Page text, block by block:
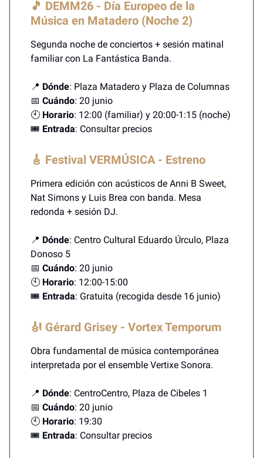
🎵 DEMM26 - Día Europeo de la
Música en Matadero (Noche 2)
Segunda noche de conciertos + sesión matinal
familiar con La Fantástica Banda.
📍 Dónde: Plaza Matadero y Plaza de Columnas
📅 Cuándo: 20 junio
🕙 Horario: 12:00 (familiar) y 20:00-1:15 (noche)
🎟️ Entrada: Consultar precios
🎸 Festival VERMÚSICA - Estreno
Primera edición con acústicos de Anni B Sweet,
Nat Simons y Luis Brea con banda. Mesa
redonda + sesión DJ.
📍 Dónde: Centro Cultural Eduardo Úrculo, Plaza
Donoso 5
📅 Cuándo: 20 junio
🕙 Horario: 12:00-15:00
🎟️ Entrada: Gratuita (recogida desde 16 junio)
🎻 Gérard Grisey - Vortex Temporum
Obra fundamental de música contemporánea
interpretada por el ensemble Vertixe Sonora.
📍 Dónde: CentroCentro, Plaza de Cibeles 1
📅 Cuándo: 20 junio
🕙 Horario: 19:30
🎟️ Entrada: Consultar precios